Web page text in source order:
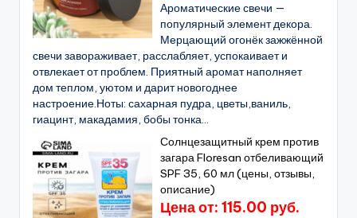
Ароматические свечи —
популярный элемент декора.
Мерцающий огонёк зажжённой
свечи завораживает, расслабляет, успокаивает и
отвлекает от проблем. Приятный аромат наполняет
дом теплом, уютом и дарит новогоднее
настроение.Ноты: сахарная пудра, цветы,ваниль,
гиацинт, макадамия, бобы тонка...
Солнцезащитный крем против
загара Floresan отбеливающий
SPF 35, 60 мл (цены, отзывы,
описание)
Цена от: 115.00 руб.